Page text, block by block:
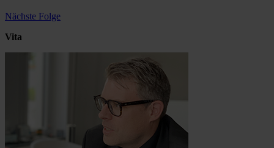
Nächste Folge
Vita